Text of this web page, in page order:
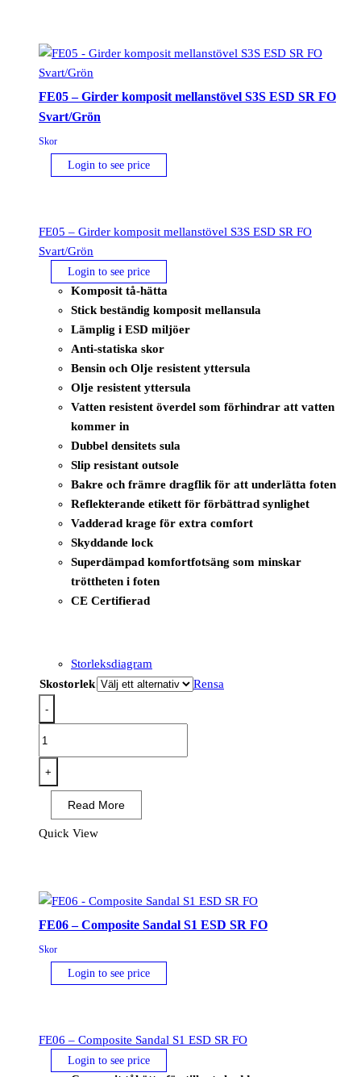
S1PS
ESD
SR
FO
Svart/Blå
mängd
FE05 – Girder komposit mellanstövel S3S ESD SR FO
Svart/Grön
Skor
Login to see price
FE05 – Girder komposit mellanstövel S3S ESD SR FO
Svart/Grön
Login to see price
Komposit tå-hätta
Stick beständig komposit mellansula
Lämplig i ESD miljöer
Anti-statiska skor
Bensin och Olje resistent yttersula
Olje resistent yttersula
Vatten resistent överdel som förhindrar att vatten
kommer in
Dubbel densitets sula
Slip resistant outsole
Bakre och främre dragflik för att underlätta foten
Reflekterande etikett för förbättrad synlighet
Vadderad krage för extra comfort
Skyddande lock
Superdämpad komfortfotsäng som minskar
tröttheten i foten
CE Certifierad
Storleksdiagram
Skostorlek
Rensa
-
Girder
komposit
mellanstövel
S3S
Svart/Grön
mängd
+
Read More
Quick View
FE06 – Composite Sandal S1 ESD SR FO
Skor
Login to see price
FE06 – Composite Sandal S1 ESD SR FO
Login to see price